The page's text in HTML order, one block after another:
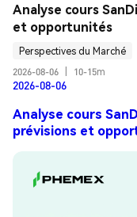
Analyse cours
et opportunités
Perspectives du Marché
2026-08-06
10-15m
2026-08-06
Analyse cours
prévisions et